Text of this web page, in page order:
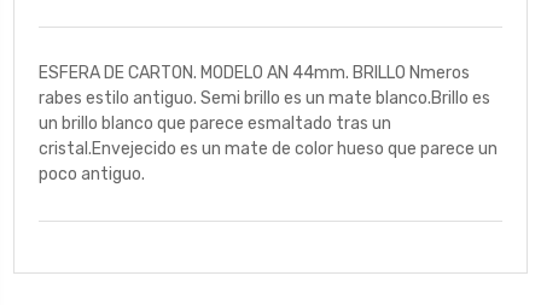
ESFERA DE CARTON. MODELO AN 44mm. BRILLO Nmeros
rabes estilo antiguo. Semi brillo es un mate blanco.Brillo es
un brillo blanco que parece esmaltado tras un
cristal.Envejecido es un mate de color hueso que parece un
poco antiguo.